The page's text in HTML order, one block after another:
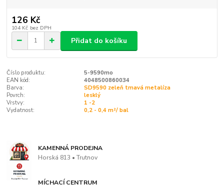
126 Kč
104 Kč bez DPH
Přidat do košíku
Číslo produktu:
5-9590mo
EAN kód:
4048500860034
Barva:
SD9590 zeleň tmavá metalíza
Povrch:
lesklý
Vrstvy:
1 -2
Vydatnost:
0,2 - 0,4 m²/ bal
KAMENNÁ PRODEJNA
Horská 813 • Trutnov
MÍCHACÍ CENTRUM